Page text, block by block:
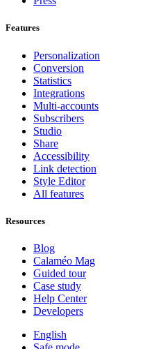
Features
Personalization
Conversion
Statistics
Integrations
Multi-accounts
Subscribers
Studio
Share
Accessibility
Link detection
Style Editor
All features
Resources
Blog
Calaméo Mag
Guided tour
Case study
Help Center
Developers
English